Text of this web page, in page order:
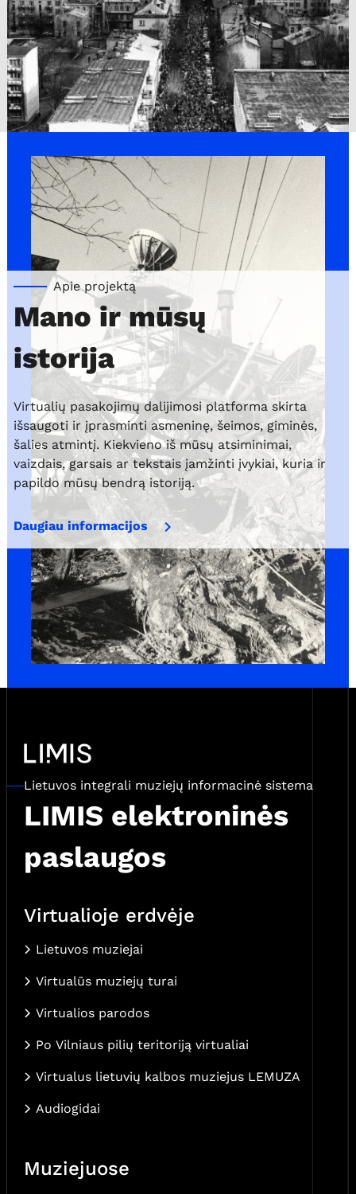
1 2 3 keyboard_arrow_right
keyboard_arrow_right
Apie projektą
Mano ir mūsų
istorija
Virtualių pasakojimų dalijimosi platforma skirta
išsaugoti ir įprasminti asmeninę, šeimos, giminės,
šalies atmintį. Kiekvieno iš mūsų atsiminimai,
vaizdais, garsais ar tekstais įamžinti įvykiai, kuria ir
papildo mūsų bendrą istoriją.
Daugiau informacijos keyboard_arrow_right
Lietuvos integrali muziejų informacinė sistema
LIMIS elektroninės
paslaugos
Virtualioje erdvėje
Lietuvos muziejai
Virtualūs muziejų turai
Virtualios parodos
Po Vilniaus pilių teritoriją virtualiai
Virtualus lietuvių kalbos muziejus LEMUZA
Audiogidai
Muziejuose